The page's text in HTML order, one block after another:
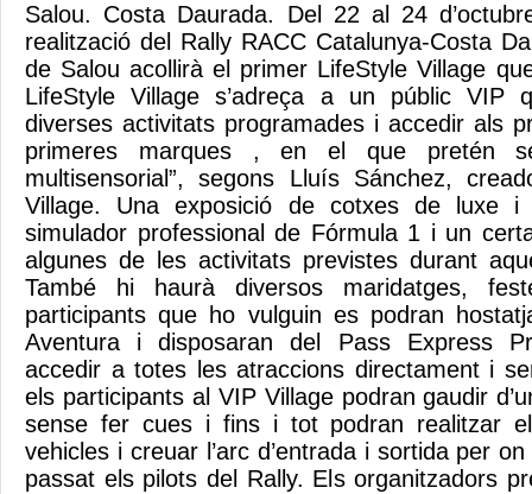
Salou. Costa Daurada. Del 22 al 24
realització del Rally RACC Catalunya-Costa
de Salou acollirà el primer LifeStyle Village
LifeStyle Village s’adreça a un públic VIP
diverses activitats programades i accedir als
primeres marques , en el que pretén
multisensorial”, segons Lluís Sánchez,
Village. Una exposició de cotxes de luxe i
simulador professional de Fórmula 1 i un
algunes de les activitats previstes durant
També hi haurà diversos maridatges,
participants que ho vulguin es podran
Aventura i disposaran del Pass Express
accedir a totes les atraccions directament i
els participants al VIP Village podran gaudir
sense fer cues i fins i tot podran realitzar
vehicles i creuar l’arc d’entrada i sortida per
passat els pilots del Rally. Els organitzadors